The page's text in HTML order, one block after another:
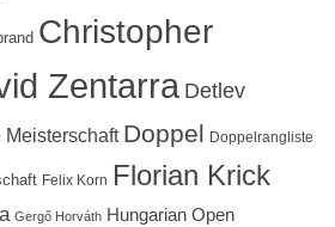
Christopher
Zentarra Detlev
Meisterschaft Doppel Doppelrangliste
Felix Korn Florian Krick
Gergő Horváth Hungarian Open